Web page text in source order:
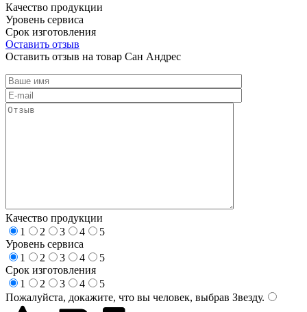
Качество продукции
Уровень сервиса
Срок изготовления
Оставить отзыв
Оставить отзыв на товар Сан Андрес
Качество продукции
1
2 3 4
5
Уровень сервиса
1
2 3 4
5
Срок изготовления
1
2 3 4
5
Пожалуйста, докажите, что вы человек, выбрав Звезду.